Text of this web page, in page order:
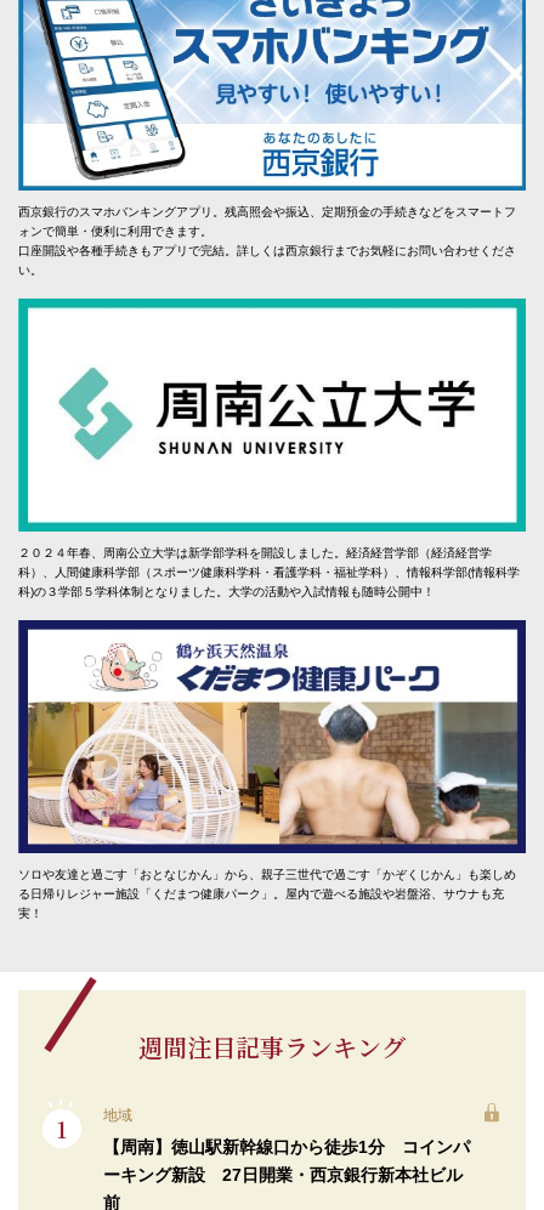
西京銀行のスマホバンキングアプリ。残高照会や振込、定期預金の手続きなどをスマートフ
ォンで簡単・便利に利用できます。
口座開設や各種手続きもアプリで完結。詳しくは西京銀行までお気軽にお問い合わせくださ
い。
２０２４年春、周南公立大学は新学部学科を開設しました。経済経営学部（経済経営学
科）、人間健康科学部（スポーツ健康科学科・看護学科・福祉学科）、情報科学部(情報科学
科)の３学部５学科体制となりました。大学の活動や入試情報も随時公開中！
ソロや友達と過ごす「おとなじかん」から、親子三世代で過ごす「かぞくじかん」も楽しめ
る日帰りレジャー施設「くだまつ健康パーク」。屋内で遊べる施設や岩盤浴、サウナも充
実！
週間注目記事ランキング
地域
【周南】徳山駅新幹線口から徒歩1分 コインパ
ーキング新設 27日開業・西京銀行新本社ビル
前